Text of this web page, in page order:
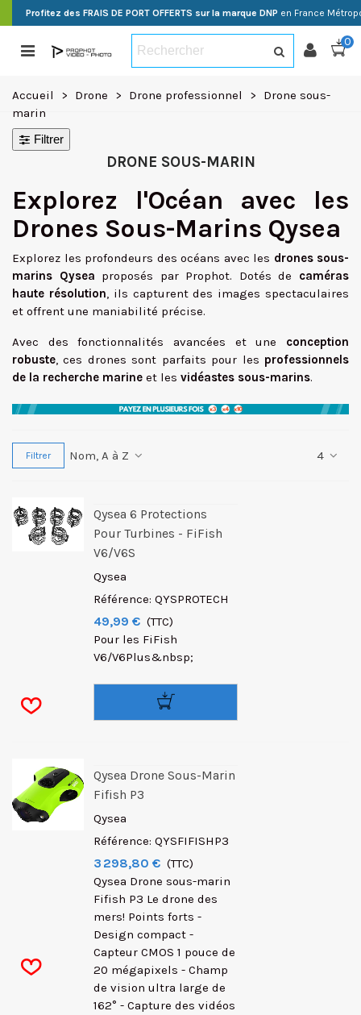
Profitez des FRAIS DE PORT OFFERTS sur la marque DNP en France
0
Accueil > Drone > Drone professionnel >
Drone sous-
marin
Filtrer
DRONE SOUS-MARIN
Explorez l'Océan avec les
Drones Sous-Marins Qysea
Explorez les profondeurs des océans avec les drones sous-
marins Qysea proposés par Prophot. Dotés de caméras
haute résolution, ils capturent des images spectaculaires
et offrent une maniabilité précise.
Avec des fonctionnalités avancées et une conception
robuste, ces drones sont parfaits pour les professionnels
de la recherche marine et les vidéastes sous-marins.
Filtrer Nom, A à Z 4
Qysea 6 Protections
Pour Turbines - FiFish
V6/V6S
Qysea
Référence: QYSPROTECH
49,99 € (TTC)
Pour les FiFish
V6/V6Plus&nbsp;
Qysea Drone Sous-Marin
Fifish P3
Qysea
Référence: QYSFIFISHP3
3 298,80 € (TTC)
Qysea Drone sous-marin
Fifish P3 Le drone des
mers! Points forts -
Design compact -
Capteur CMOS 1 pouce de
20 mégapixels - Champ
de vision ultra large de
162° - Capture des vidéos